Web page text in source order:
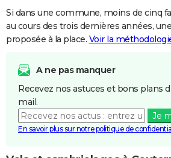
Si dans une commune, moins de cinq
au cours des trois dernières années,
proposée à la place. Voir la
A ne pas manquer
Recevez nos astuces et bons plans
mail.
Je
En savoir plus sur notre politique de